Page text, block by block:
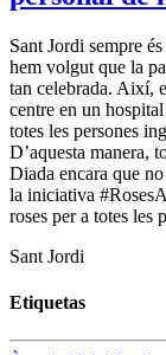
Sant Jordi sempre
hem volgut que la
tan celebrada. Així,
centre en un
totes les persones
D’aquesta manera,
Diada encara que
la iniciativa
roses per a totes les
Sant Jordi
Etiquetas